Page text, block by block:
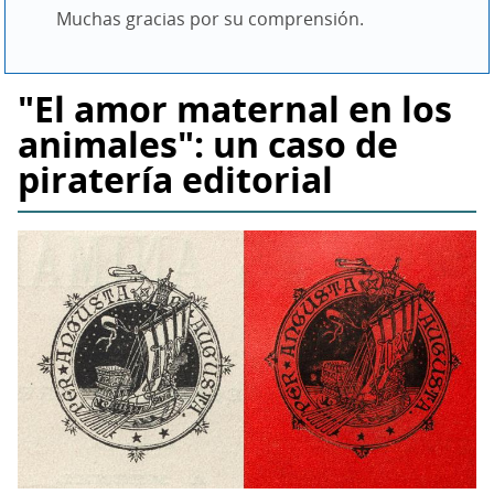
Muchas gracias por su comprensión.
"El amor maternal en los
animales": un caso de
piratería editorial